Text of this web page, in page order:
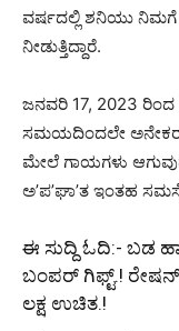
ವರ್ಷದಲ್ಲಿ ಶನಿಯು ನಿಮಗೆ
ನೀಡುತ್ತಿದ್ದಾರೆ.
ಜನವರಿ 17, 2023 ರಿಂದ
ಸಮಯದಿಂದಲೇ
ಮೇಲೆ ಗಾಯಗಳು
ಅ’ಪ’ಘಾ’ತ ಇಂತಹ
ಈ ಸುದ್ದಿ ಓದಿ:- ಬಡ
ಬಂಪರ್ ಗಿಫ್ಟ್.! ರೇಷನ್
ಲಕ್ಷ ಉಚಿತ.!